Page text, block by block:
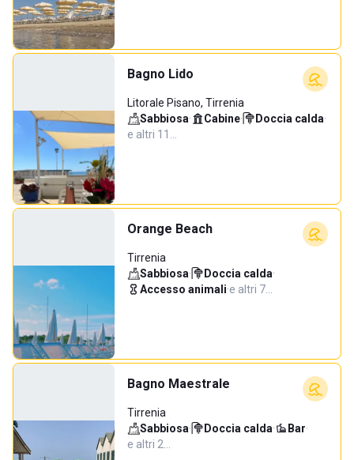
Bagno Lido
Litorale Pisano, Tirrenia
Sabbiosa· Cabine· Doccia calda·
e altri 11…
Orange Beach
Tirrenia
Sabbiosa· Doccia calda·
Accesso animali·e altri 7…
Bagno Maestrale
Tirrenia
Sabbiosa· Doccia calda· Bar·
e altri 2…